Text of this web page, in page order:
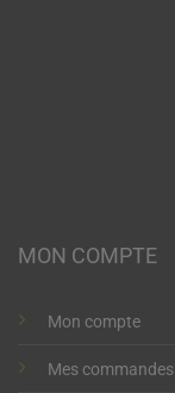
MON COMPTE
Mon compte
Mes commandes